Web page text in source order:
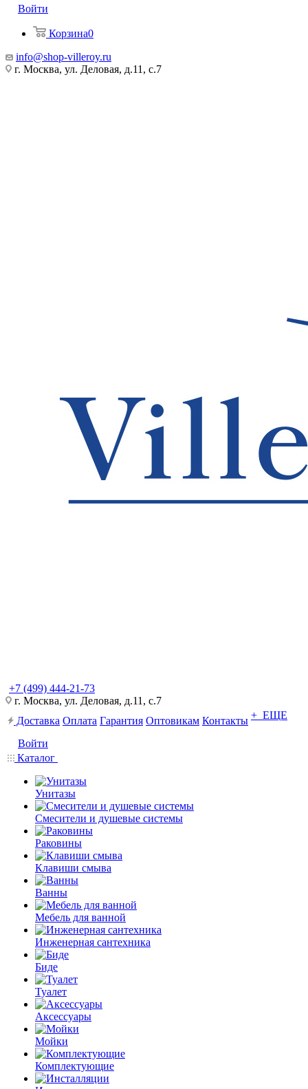
Войти
Корзина0
info@shop-villeroy.ru
г. Москва, ул. Деловая, д.11, с.7
+7 (499) 444-21-73
г. Москва, ул. Деловая, д.11, с.7
Доставка Оплата Гарантия Оптовикам Контакты + ЕЩЕ
Войти
Каталог
Унитазы
Смесители и душевые системы
Раковины
Клавиши смыва
Ванны
Мебель для ванной
Инженерная сантехника
Биде
Туалет
Аксессуары
Мойки
Комплектующие